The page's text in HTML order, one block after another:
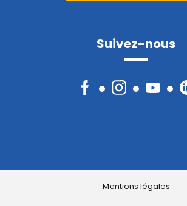
Suivez-nous
FacebookInstagramYouTube
Mentions légales